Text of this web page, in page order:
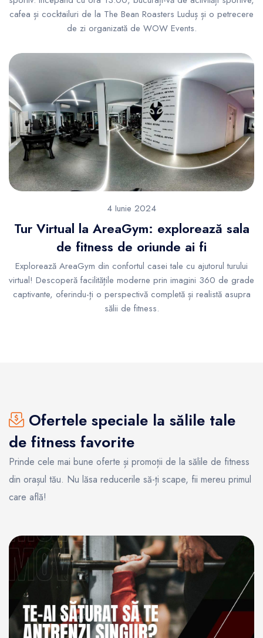
cafea și cocktailuri de la The Bean Roasters Luduș și o petrecere
de zi organizată de WOW Events.
4 Iunie 2024
Tur Virtual la AreaGym: explorează sala
de fitness de oriunde ai fi
Explorează AreaGym din confortul casei tale cu ajutorul turului
virtual! Descoperă facilitățile moderne prin imagini 360 de grade
captivante, oferindu-ți o perspectivă completă și realistă asupra
sălii de fitness.
Ofertele speciale la sălile tale
de fitness favorite
Prinde cele mai bune oferte și promoții de la sălile de fitness
din orașul tău. Nu lăsa reducerile să-ți scape, fii mereu primul
care află!